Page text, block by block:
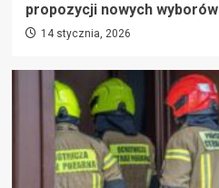
propozycji nowych wyborów
14 stycznia, 2026